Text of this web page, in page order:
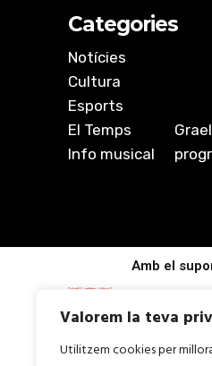
Valorem la teva
Utilitzem cookies per
Categories
Notícies
Cultura
Esports
El Temps
Info musical
Amb el